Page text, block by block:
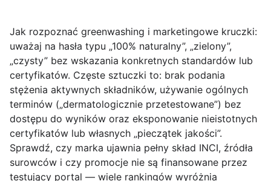
Jak rozpoznać greenwashing i marketingowe kruczki:
uważaj na hasła typu „100% naturalny”, „zielony”,
„czysty” bez wskazania konkretnych standardów lub
certyfikatów. Częste sztuczki to: brak podania
stężenia aktywnych składników, używanie ogólnych
terminów („dermatologicznie przetestowane”) bez
dostępu do wyników oraz eksponowanie nieistotnych
certyfikatów lub własnych „pieczątek jakości”.
Sprawdź, czy marka ujawnia pełny skład INCI, źródła
surowców i czy promocje nie są finansowane przez
testujący portal — wiele rankingów wyróżnia